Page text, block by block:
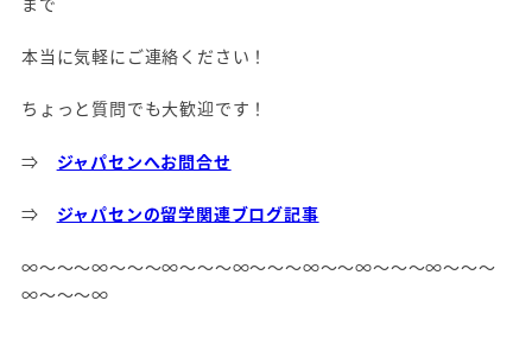
本当に気軽にご連絡ください！
ちょっと質問でも大歓迎です！
⇒ ジャパセンへお問合せ
⇒ ジャパセンの留学関連ブログ記事
∞～～～∞～～～∞～～～∞～～～∞～～∞～～～∞～～～
∞～～～∞